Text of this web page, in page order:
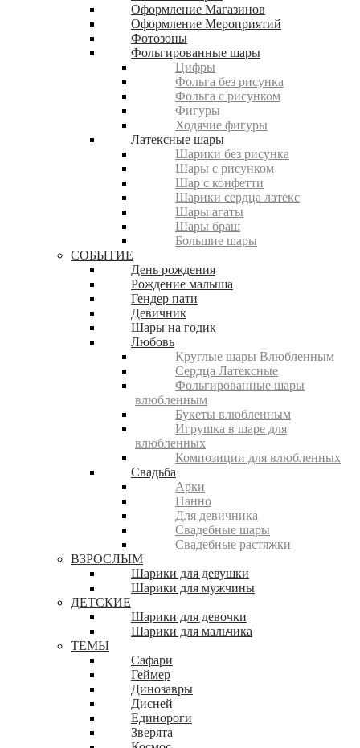
Оформление Магазинов
Оформление Мероприятий
Фотозоны
Фольгированные шары
Цифры
Фольга без рисунка
Фольга с рисунком
Фигуры
Ходячие фигуры
Латексные шары
Шарики без рисунка
Шары с рисунком
Шар с конфетти
Шарики сердца латекс
Шары агаты
Шары браш
Большие шары
СОБЫТИЕ
День рождения
Рождение малыша
Гендер пати
Девичник
Шары на годик
Любовь
Круглые шары Влюбленным
Сердца Латексные
Фольгированные шары
влюбленным
Букеты влюбленным
Игрушка в шаре для
влюбленных
Композиции для влюбленных
Свадьба
Арки
Панно
Для девичника
Свадебные шары
Свадебные растяжки
ВЗРОСЛЫМ
Шарики для девушки
Шарики для мужчины
ДЕТСКИЕ
Шарики для девочки
Шарики для мальчика
ТЕМЫ
Сафари
Геймер
Динозавры
Дисней
Единороги
Зверята